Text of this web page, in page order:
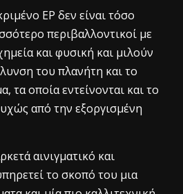
EP δεν είναι τόσο
περιβαλλοντικοί με
και φυσική και μιλούν
του πλανήτη και το
τα οποία εντείνονται και το
από την εξοργισμένη
αινιγματικό και
το σκοπό του μια